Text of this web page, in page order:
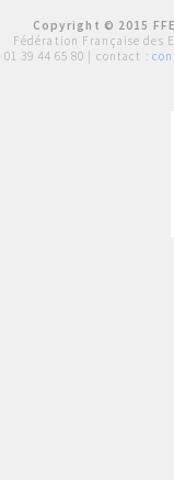
Copyright © 2015
Fédération Française des
01 39 44 65 80 | contact :